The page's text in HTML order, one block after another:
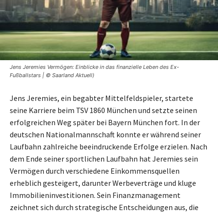
Jens Jeremies Vermögen: Einblicke in das finanzielle Leben des Ex-
Fußballstars | © Saarland Aktuell)
Jens Jeremies, ein begabter Mittelfeldspieler, startete
seine Karriere beim TSV 1860 München und setzte seinen
erfolgreichen Weg später bei Bayern München fort. In der
deutschen Nationalmannschaft konnte er während seiner
Laufbahn zahlreiche beeindruckende Erfolge erzielen. Nach
dem Ende seiner sportlichen Laufbahn hat Jeremies sein
Vermögen durch verschiedene Einkommensquellen
erheblich gesteigert, darunter Werbeverträge und kluge
Immobilieninvestitionen. Sein Finanzmanagement
zeichnet sich durch strategische Entscheidungen aus, die